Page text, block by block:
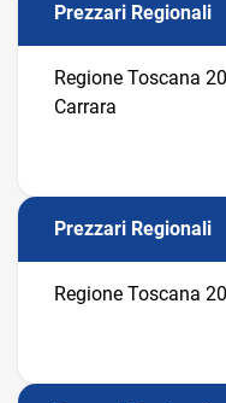
Prezzari Regionali
Regione Toscana
Carrara
Prezzari Regionali
Regione Toscana